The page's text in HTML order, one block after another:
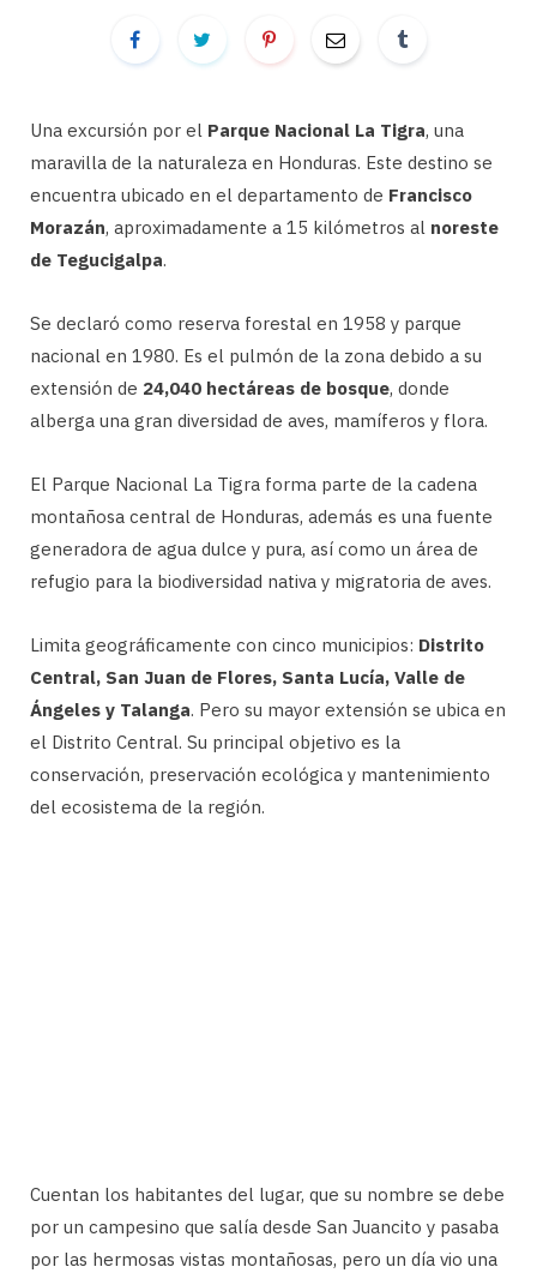
Una excursión por el Parque Nacional La Tigra, una
maravilla de la naturaleza en Honduras. Este destino se
encuentra ubicado en el departamento de Francisco
Morazán, aproximadamente a 15 kilómetros al noreste
de Tegucigalpa.
Se declaró como reserva forestal en 1958 y parque
nacional en 1980. Es el pulmón de la zona debido a su
extensión de 24,040 hectáreas de bosque, donde
alberga una gran diversidad de aves, mamíferos y flora.
El Parque Nacional La Tigra forma parte de la cadena
montañosa central de Honduras, además es una fuente
generadora de agua dulce y pura, así como un área de
refugio para la biodiversidad nativa y migratoria de aves.
Limita geográficamente con cinco municipios: Distrito
Central, San Juan de Flores, Santa Lucía, Valle de
Ángeles y Talanga. Pero su mayor extensión se ubica en
el Distrito Central. Su principal objetivo es la
conservación, preservación ecológica y mantenimiento
del ecosistema de la región.
Cuentan los habitantes del lugar, que su nombre se debe
por un campesino que salía desde San Juancito y pasaba
por las hermosas vistas montañosas, pero un día vio una